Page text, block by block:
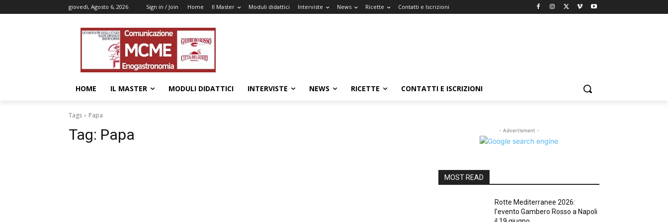
giovedì, Agosto 6, 2026 Sign in / Join Home Il Master Moduli didattici Interviste News Ricette Contatti e Iscrizioni
HOME IL MASTER MODULI DIDATTICI INTERVISTE NEWS RICETTE CONTATTI E ISCRIZIONI
Tags Papa
Tag: Papa - Advertisment -
MOST READ
Rotte Mediterranee 2026:
l’evento Gambero Rosso a Napoli